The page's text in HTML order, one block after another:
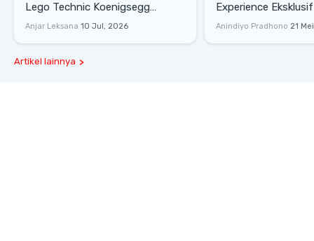
Lego Technic Koenigsegg
Sadair's Spear Ukuran Asli Sukses
Anjar Leksana 10 Jul, 2026
Experience
Senayan, Hadirkan
Anindiyo Pradhono 21
Artikel lainnya